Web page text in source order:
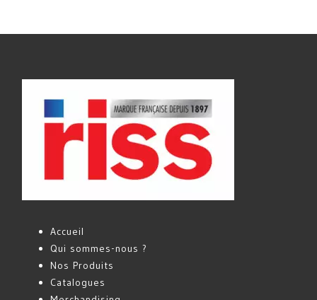
Accueil
Qui sommes-nous ?
Nos Produits
Catalogues